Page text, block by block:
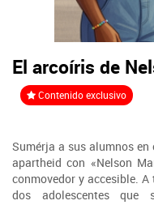
El arcoíris de
Contenido exclusivo
Sumérja a sus alumnos
apartheid con «Nelson
conmovedor y accesible.
dos adolescentes que